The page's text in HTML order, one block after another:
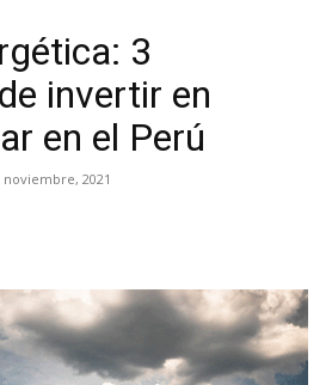
3
invertir en
en el Perú
noviembre, 2021